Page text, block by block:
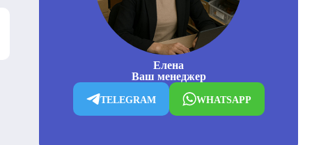
Елена
Ваш менеджер
TELEGRAM WHATSAPP